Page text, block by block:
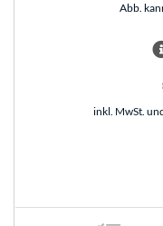
Abb.
inkl. MwSt.